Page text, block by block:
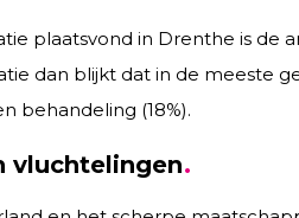
plaatsvond in Drenthe is de
dan blijkt dat in de meeste
behandeling (18%).
vluchtelingen